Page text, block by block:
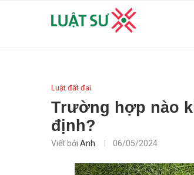
Luật đất đai
Trường hợp nào
định?
Viết bởi Anh 06/05/2024